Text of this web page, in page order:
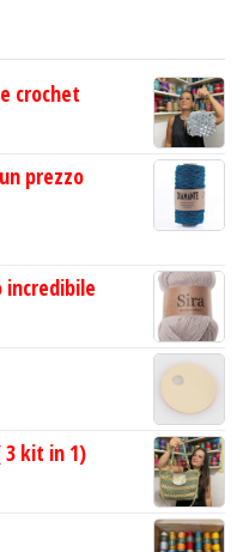
crochet
prezzo
3 kit in 1)